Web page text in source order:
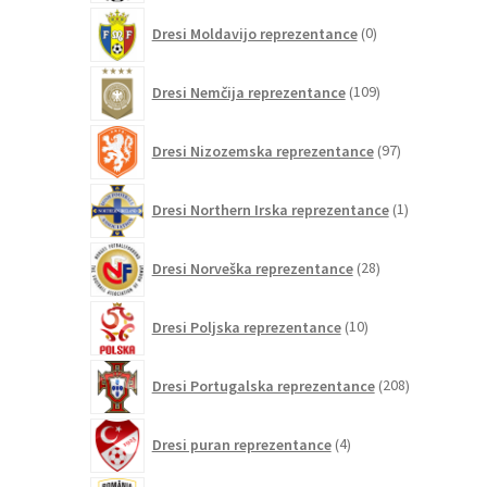
Dresi Moldavijo reprezentance 0izdelkov
Dresi Nemčija reprezentance 109izdelkov
Dresi Nizozemska reprezentance 97izdelkov
Dresi Northern Irska reprezentance 1izdelek
Dresi Norveška reprezentance 28izdelkov
Dresi Poljska reprezentance 10izdelkov
Dresi Portugalska reprezentance 208izdelkov
Dresi puran reprezentance 4izdelki